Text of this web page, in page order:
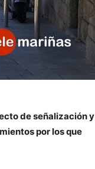
de señalización y
por los que